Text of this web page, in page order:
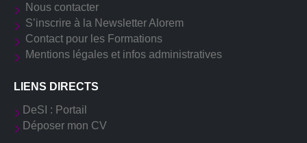
Nous contacter
S’inscrire à la Newsletter Alorem
Contact pour les Formations
Mentions légales et infos administratives
LIENS DIRECTS
DeSI : Portail
Déposer mon CV